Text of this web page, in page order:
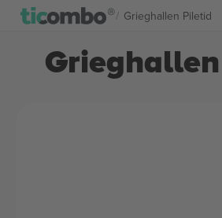
Grieghallen Piletid